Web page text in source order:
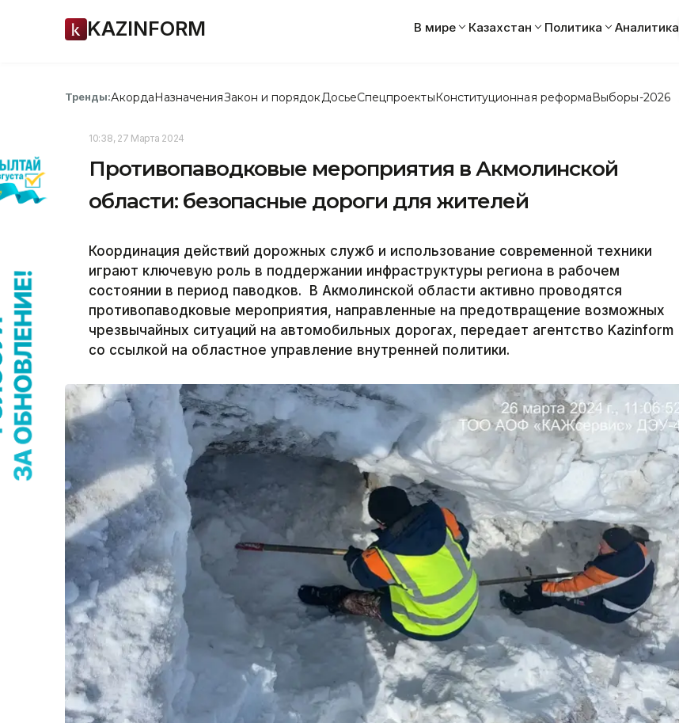
KAZINFORM В мире Казахстан Политика Аналитика
Тренды:АкордаНазначенияЗакон и порядок ДосьеСпецпроектыКонституционная реформаВыборы-2026
10:38, 27 Марта 2024
Противопаводковые мероприятия в Акмолинской
области: безопасные дороги для жителей
Координация действий дорожных служб и использование современной техники
играют ключевую роль в поддержании инфраструктуры региона в рабочем
состоянии в период паводков. В Акмолинской области активно проводятся
противопаводковые мероприятия, направленные на предотвращение возможных
чрезвычайных ситуаций на автомобильных дорогах, передает агентство Kazinform
со ссылкой на областное управление внутренней политики.